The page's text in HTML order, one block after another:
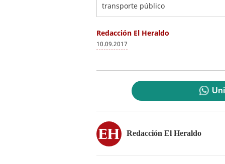
transporte público
Redacción El Heraldo
10.09.2017
Redacción El Heraldo